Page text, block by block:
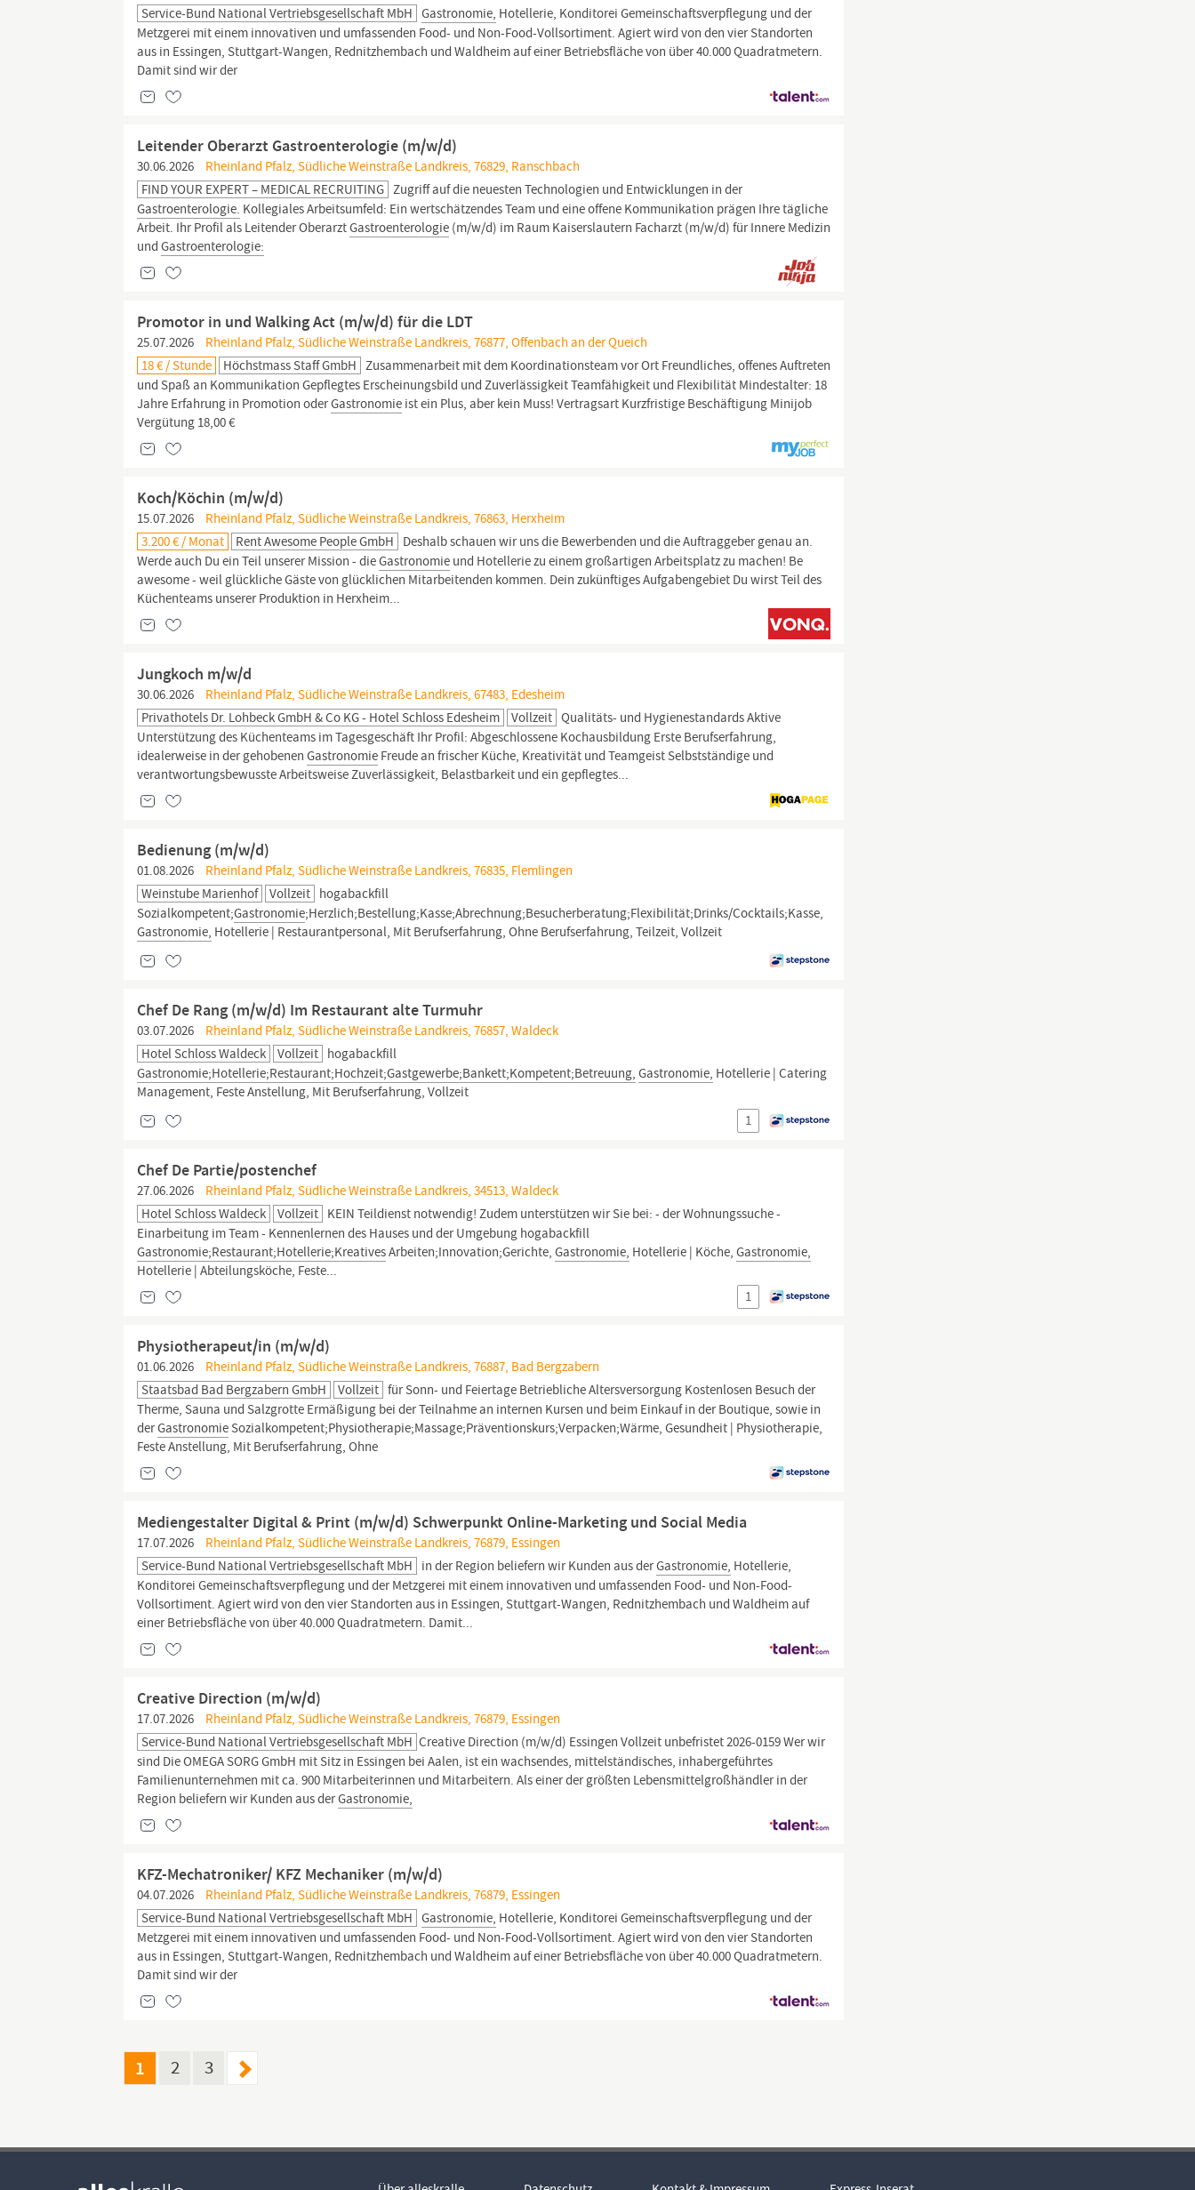
Service-Bund National Vertriebsgesellschaft MbH Gastronomie, Hotellerie, Konditorei Gemeinschaftsverpflegung und der
Metzgerei mit einem innovativen und umfassenden Food- und Non-Food-Vollsortiment. Agiert wird von den vier Standorten
aus in Essingen, Stuttgart-Wangen, Rednitzhembach und Waldheim auf einer Betriebsfläche von über 40.000 Quadratmetern.
Damit sind wir der
Leitender Oberarzt Gastroenterologie (m/w/d)
30.06.2026
Rheinland Pfalz, Südliche Weinstraße Landkreis, 76829, Ranschbach
FIND YOUR EXPERT – MEDICAL RECRUITING Zugriff auf die neuesten Technologien und Entwicklungen in der
Gastroenterologie. Kollegiales Arbeitsumfeld: Ein wertschätzendes Team und eine offene Kommunikation prägen Ihre tägliche
Arbeit. Ihr Profil als Leitender OberarztGastroenterologie (m/w/d) im Raum Kaiserslautern Facharzt (m/w/d) für Innere Medizin
undGastroenterologie:
Promotor in und Walking Act (m/w/d) für die LDT
25.07.2026
Rheinland Pfalz, Südliche Weinstraße Landkreis, 76877, Offenbach an der Queich
18 € / Stunde
Höchstmass Staff GmbH Zusammenarbeit mit dem Koordinationsteam vor Ort Freundliches, offenes Auftreten
und Spaß an Kommunikation Gepflegtes Erscheinungsbild und Zuverlässigkeit Teamfähigkeit und Flexibilität Mindestalter: 18
Jahre Erfahrung in Promotion oderGastronomie ist ein Plus, aber kein Muss! Vertragsart Kurzfristige Beschäftigung Minijob
Vergütung 18,00 €
Koch/Köchin (m/w/d)
15.07.2026
Rheinland Pfalz, Südliche Weinstraße Landkreis, 76863, Herxheim
3.200 € / Monat
Rent Awesome People GmbH Deshalb schauen wir uns die Bewerbenden und die Auftraggeber genau an.
Werde auch Du ein Teil unserer Mission - dieGastronomie und Hotellerie zu einem großartigen Arbeitsplatz zu machen! Be
awesome - weil glückliche Gäste von glücklichen Mitarbeitenden kommen. Dein zukünftiges Aufgabengebiet Du wirst Teil des
Küchenteams unserer Produktion in Herxheim...
Jungkoch m/w/d
30.06.2026
Rheinland Pfalz, Südliche Weinstraße Landkreis, 67483, Edesheim
Privathotels Dr. Lohbeck GmbH & Co KG - Hotel Schloss Edesheim
Vollzeit Qualitäts- und Hygienestandards Aktive
Unterstützung des Küchenteams im Tagesgeschäft Ihr Profil: Abgeschlossene Kochausbildung Erste Berufserfahrung,
idealerweise in der gehobenenGastronomie Freude an frischer Küche, Kreativität und Teamgeist Selbstständige und
verantwortungsbewusste Arbeitsweise Zuverlässigkeit, Belastbarkeit und ein gepflegtes...
Bedienung (m/w/d)
01.08.2026
Rheinland Pfalz, Südliche Weinstraße Landkreis, 76835, Flemlingen
Weinstube Marienhof
Vollzeit hogabackfill
Sozialkompetent;Gastronomie;Herzlich;Bestellung;Kasse;Abrechnung;Besucherberatung;Flexibilität;Drinks/Cocktails;Kasse,
Gastronomie, Hotellerie | Restaurantpersonal, Mit Berufserfahrung, Ohne Berufserfahrung, Teilzeit, Vollzeit
Chef De Rang (m/w/d) Im Restaurant alte Turmuhr
03.07.2026
Rheinland Pfalz, Südliche Weinstraße Landkreis, 76857, Waldeck
Hotel Schloss Waldeck
Vollzeit hogabackfill
Gastronomie;Hotellerie;Restaurant;Hochzeit;Gastgewerbe;Bankett;Kompetent;Betreuung, Gastronomie, Hotellerie | Catering
Management, Feste Anstellung, Mit Berufserfahrung, Vollzeit
1
Chef De Partie/postenchef
27.06.2026
Rheinland Pfalz, Südliche Weinstraße Landkreis, 34513, Waldeck
Hotel Schloss Waldeck
Vollzeit KEIN Teildienst notwendig! Zudem unterstützen wir Sie bei: - der Wohnungssuche -
Einarbeitung im Team - Kennenlernen des Hauses und der Umgebung hogabackfill
Gastronomie;Restaurant;Hotellerie;KreativesArbeiten;Innovation;Gerichte,Gastronomie, Hotellerie | Köche,Gastronomie,
Hotellerie | Abteilungsköche, Feste...
1
Physiotherapeut/in (m/w/d)
01.06.2026
Rheinland Pfalz, Südliche Weinstraße Landkreis, 76887, Bad Bergzabern
Staatsbad Bad Bergzabern GmbH
Vollzeit für Sonn- und Feiertage Betriebliche Altersversorgung Kostenlosen Besuch der
Therme, Sauna und Salzgrotte Ermäßigung bei der Teilnahme an internen Kursen und beim Einkauf in der Boutique, sowie in
derGastronomie Sozialkompetent;Physiotherapie;Massage;Präventionskurs;Verpacken;Wärme, Gesundheit | Physiotherapie,
Feste Anstellung, Mit Berufserfahrung, Ohne
Mediengestalter Digital & Print (m/w/d) Schwerpunkt Online-Marketing und Social Media
17.07.2026
Rheinland Pfalz, Südliche Weinstraße Landkreis, 76879, Essingen
Service-Bund National Vertriebsgesellschaft MbH in der Region beliefern wir Kunden aus derGastronomie, Hotellerie,
Konditorei Gemeinschaftsverpflegung und der Metzgerei mit einem innovativen und umfassenden Food- und Non-Food-
Vollsortiment. Agiert wird von den vier Standorten aus in Essingen, Stuttgart-Wangen, Rednitzhembach und Waldheim auf
einer Betriebsfläche von über 40.000 Quadratmetern. Damit...
Creative Direction (m/w/d)
17.07.2026
Rheinland Pfalz, Südliche Weinstraße Landkreis, 76879, Essingen
Service-Bund National Vertriebsgesellschaft MbH Creative Direction (m/w/d) Essingen Vollzeit unbefristet 2026-0159 Wer wir
sind Die OMEGA SORG GmbH mit Sitz in Essingen bei Aalen, ist ein wachsendes, mittelständisches, inhabergeführtes
Familienunternehmen mit ca. 900 Mitarbeiterinnen und Mitarbeitern. Als einer der größten Lebensmittelgroßhändler in der
Region beliefern wir Kunden aus derGastronomie,
KFZ-Mechatroniker/ KFZ Mechaniker (m/w/d)
04.07.2026
Rheinland Pfalz, Südliche Weinstraße Landkreis, 76879, Essingen
Service-Bund National Vertriebsgesellschaft MbH Gastronomie, Hotellerie, Konditorei Gemeinschaftsverpflegung und der
Metzgerei mit einem innovativen und umfassenden Food- und Non-Food-Vollsortiment. Agiert wird von den vier Standorten
aus in Essingen, Stuttgart-Wangen, Rednitzhembach und Waldheim auf einer Betriebsfläche von über 40.000 Quadratmetern.
Damit sind wir der
1 2 3